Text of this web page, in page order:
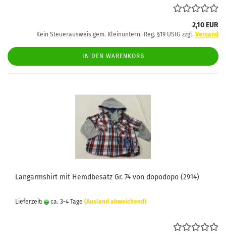
2,10 EUR
Kein Steuerausweis gem. Kleinuntern.-Reg. §19 UStG zzgl. Versand
IN DEN WARENKORB
Langarmshirt mit Hemdbesatz Gr. 74 von dopodopo (2914)
Lieferzeit: ca. 3-4 Tage (Ausland abweichend)